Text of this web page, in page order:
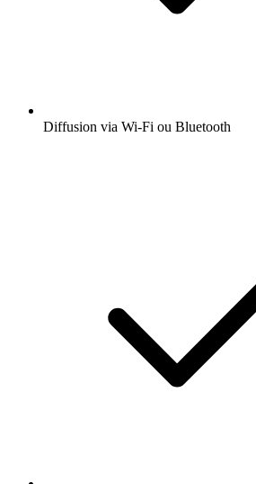
Diffusion via Wi-Fi ou Bluetooth